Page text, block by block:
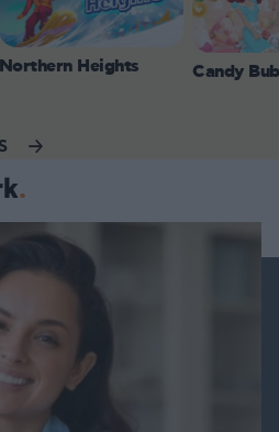
Northern Heights Candy